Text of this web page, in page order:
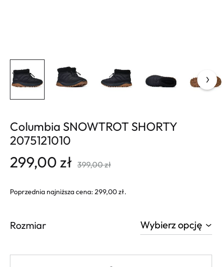
Columbia SNOWTROT SHORTY
2075121010
299,00zł 399,00zł
Poprzednia najniższa cena: 299,00zł.
Rozmiar